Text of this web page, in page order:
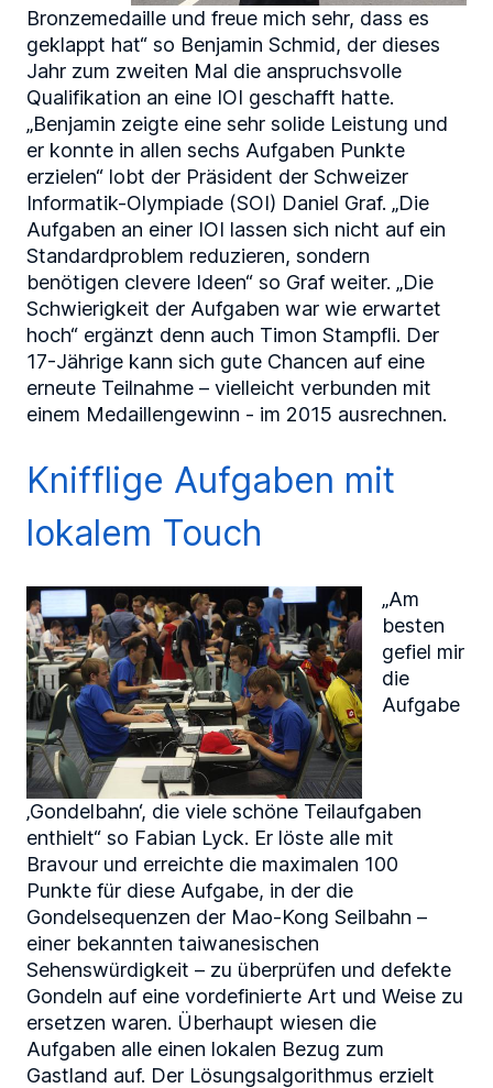
Bronzemedaille und freue mich sehr, dass es
geklappt hat“ so Benjamin Schmid, der dieses
Jahr zum zweiten Mal die anspruchsvolle
Qualifikation an eine IOI geschafft hatte.
„Benjamin zeigte eine sehr solide Leistung und
er konnte in allen sechs Aufgaben Punkte
erzielen“ lobt der Präsident der Schweizer
Informatik-Olympiade (SOI) Daniel Graf. „Die
Aufgaben an einer IOI lassen sich nicht auf ein
Standardproblem reduzieren, sondern
benötigen clevere Ideen“ so Graf weiter. „Die
Schwierigkeit der Aufgaben war wie erwartet
hoch“ ergänzt denn auch Timon Stampfli. Der
17-Jährige kann sich gute Chancen auf eine
erneute Teilnahme – vielleicht verbunden mit
einem Medaillengewinn - im 2015 ausrechnen.
Knifflige Aufgaben mit
lokalem Touch
„Am
besten
gefiel mir
die
Aufgabe
‚Gondelbahn‘, die viele schöne Teilaufgaben
enthielt“ so Fabian Lyck. Er löste alle mit
Bravour und erreichte die maximalen 100
Punkte für diese Aufgabe, in der die
Gondelsequenzen der Mao-Kong Seilbahn –
einer bekannten taiwanesischen
Sehenswürdigkeit – zu überprüfen und defekte
Gondeln auf eine vordefinierte Art und Weise zu
ersetzen waren. Überhaupt wiesen die
Aufgaben alle einen lokalen Bezug zum
Gastland auf. Der Lösungsalgorithmus erzielt